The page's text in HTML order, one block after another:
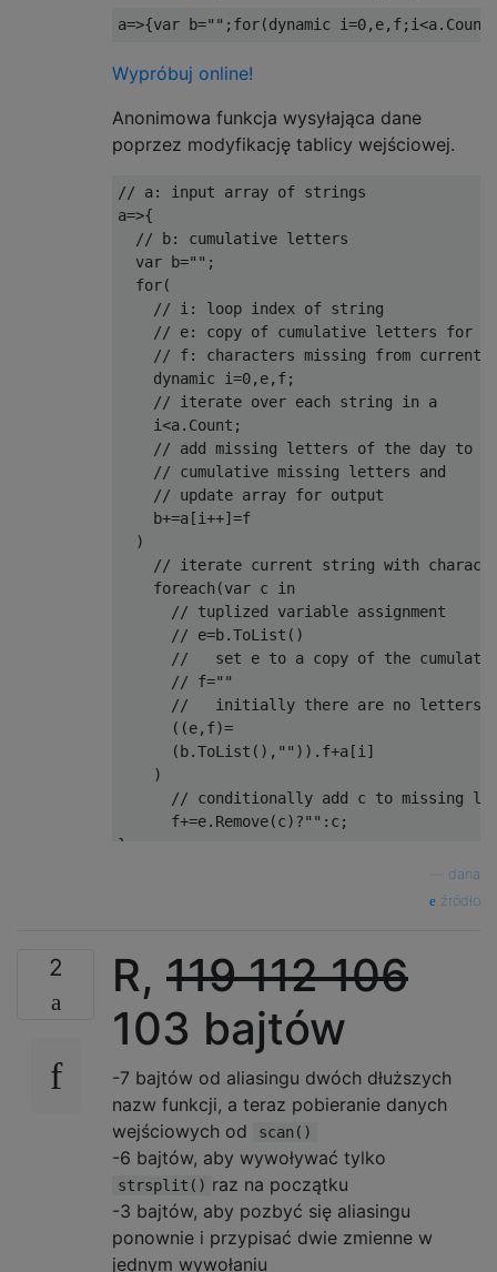
a=>{var b="" ; for(dynamic i=0, e, f; i<a. Count
Wypróbuj online!
Anonimowa funkcja wysyłająca dane
poprzez modyfikację tablicy wejściowej.
// a: input array of strings
a=>{
// b: cumulative letters
var b="" ;
for(
// i: loop index of string
// e: copy of cumulative letters for
// f: characters missing from current
dynamic i=0, e, f;
// iterate over each string in a
    i
<a. Count ;
// add missing letters of the day to
// cumulative missing letters and
// update array for output
    b
+=a [i++]=f
)
// iterate current string with
foreach (var c in
// tuplized variable assignment
// e=b.ToList()
//   set e to a copy of the
// f=""
//   initially there are no letters
((e, f)=
( b.ToList (), "" )). f+a [i ]
)
// conditionally add c to missing
      f
+=e. Remove(c)?"" : c ;
}
dana
źródło
2 R, 119 112 106
103 bajtów
-7 bajtów od aliasingu dwóch dłuższych
nazw funkcji, a teraz pobieranie danych
wejściowych od
scan()
-6 bajtów, aby wywoływać tylko
strsplit() raz na początku
-3 bajtów, aby pozbyć się aliasingu
ponownie i przypisać dwie zmienne w
jednym wywołaniu